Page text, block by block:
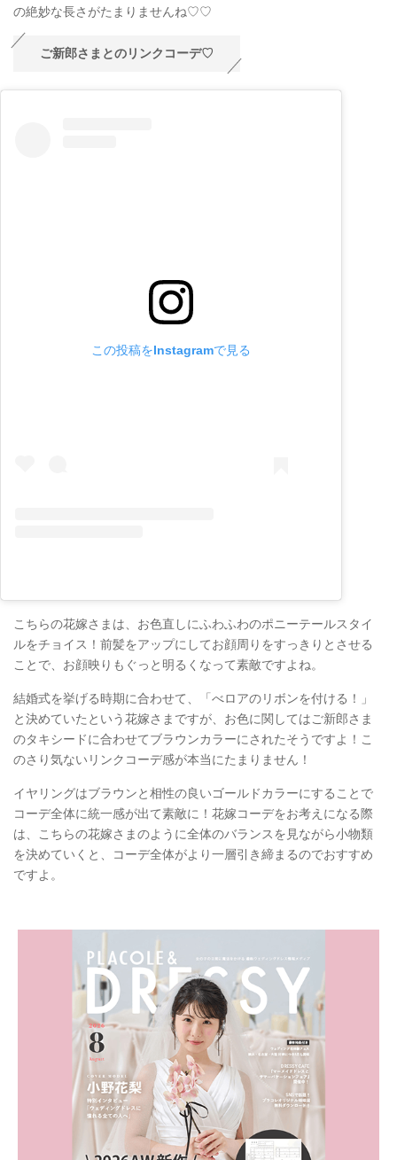
の絶妙な長さがたまりませんね♡♡
ご新郎さまとのリンクコーデ♡
この投稿をInstagramで見る
こちらの花嫁さまは、お色直しにふわふわのポニーテールスタイ
ルをチョイス！前髪をアップにしてお顔周りをすっきりとさせる
ことで、お顔映りもぐっと明るくなって素敵ですよね。
結婚式を挙げる時期に合わせて、「べロアのリボンを付ける！」
と決めていたという花嫁さまですが、お色に関してはご新郎さま
のタキシードに合わせてブラウンカラーにされたそうですよ！こ
のさり気ないリンクコーデ感が本当にたまりません！
イヤリングはブラウンと相性の良いゴールドカラーにすることで
コーデ全体に統一感が出て素敵に！花嫁コーデをお考えになる際
は、こちらの花嫁さまのように全体のバランスを見ながら小物類
を決めていくと、コーデ全体がより一層引き締まるのでおすすめ
ですよ。